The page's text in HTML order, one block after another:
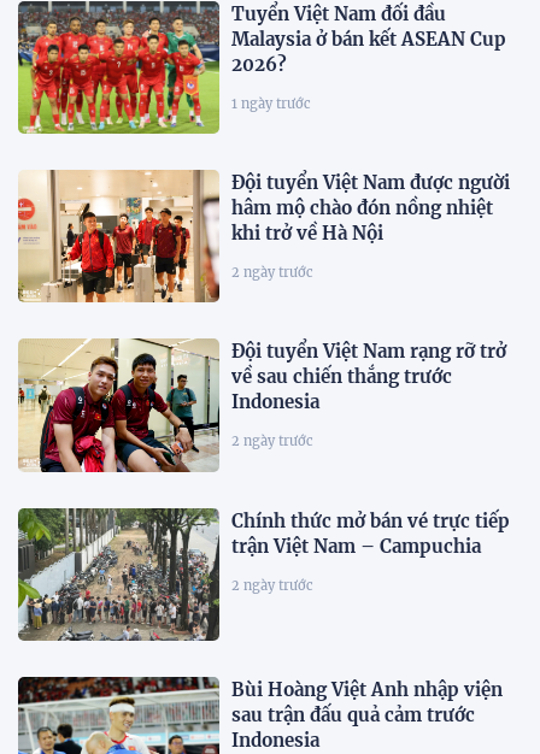
Tuyển Việt Nam đối đầu
Malaysia ở bán kết ASEAN Cup
2026?
1 ngày trước
Đội tuyển Việt Nam được người
hâm mộ chào đón nồng nhiệt
khi trở về Hà Nội
2 ngày trước
Đội tuyển Việt Nam rạng rỡ trở
về sau chiến thắng trước
Indonesia
2 ngày trước
Chính thức mở bán vé trực tiếp
trận Việt Nam – Campuchia
2 ngày trước
Bùi Hoàng Việt Anh nhập viện
sau trận đấu quả cảm trước
Indonesia